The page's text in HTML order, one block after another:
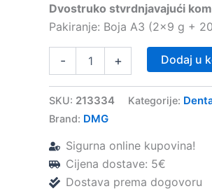
Dvostruko stvrdnjavajući
Pakiranje: Boja A3 (2×9 g +
-
SM
–
količina
+ Dodaj u
SKU: 213334 Kategorije:
Brand: DMG
Sigurna online kupovina!
Cijena dostave: 5€
Dostava prema dogovoru